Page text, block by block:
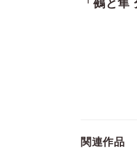
「鵺と
関連作品